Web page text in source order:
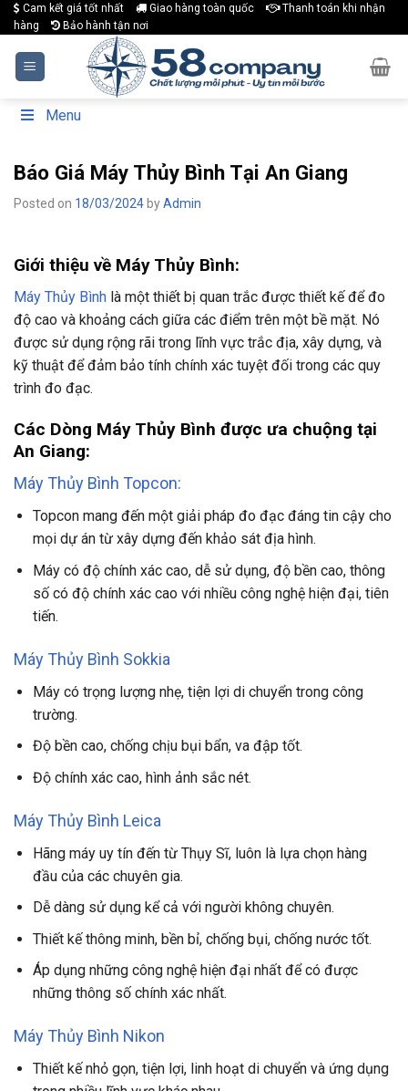
Skip
to
content
Cam kết giá tốt nhất Giao hàng toàn quốc
Thanh toán khi nhận
hàng
Bảo hành tận nơi
Menu
Báo Giá Máy Thủy Bình Tại An Giang
Posted on 18/03/2024 byAdmin
Giới thiệu về Máy Thủy Bình:
Máy Thủy Bình là một thiết bị quan trắc được thiết kế để đo
độ cao và khoảng cách giữa các điểm trên một bề mặt. Nó
được sử dụng rộng rãi trong lĩnh vực trắc địa, xây dựng, và
kỹ thuật để đảm bảo tính chính xác tuyệt đối trong các quy
trình đo đạc.
Các Dòng Máy Thủy Bình được ưa chuộng tại
An Giang:
Máy Thủy Bình Topcon:
Topcon mang đến một giải pháp đo đạc đáng tin cậy cho
mọi dự án từ xây dựng đến khảo sát địa hình.
Máy có độ chính xác cao, dễ sử dụng, độ bền cao, thông
số có độ chính xác cao với nhiều công nghệ hiện đại, tiên
tiến.
Máy Thủy Bình Sokkia
Máy có trọng lượng nhẹ, tiện lợi di chuyển trong công
trường.
Độ bền cao, chống chịu bụi bẩn, va đập tốt.
Độ chính xác cao, hình ảnh sắc nét.
Máy Thủy Bình Leica
Hãng máy uy tín đến từ Thụy Sĩ, luôn là lựa chọn hàng
đầu của các chuyên gia.
Dễ dàng sử dụng kể cả với người không chuyên.
Thiết kế thông minh, bền bỉ, chống bụi, chống nước tốt.
Áp dụng những công nghệ hiện đại nhất để có được
những thông số chính xác nhất.
Máy Thủy Bình Nikon
Thiết kế nhỏ gọn, tiện lợi, linh hoạt di chuyển và ứng dụng